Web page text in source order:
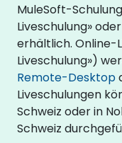
MuleSoft-
Liveschulung»
erhältlich. Online-
Liveschulung»)
Remote-Desktop
Liveschulungen
Schweiz oder in
Schweiz